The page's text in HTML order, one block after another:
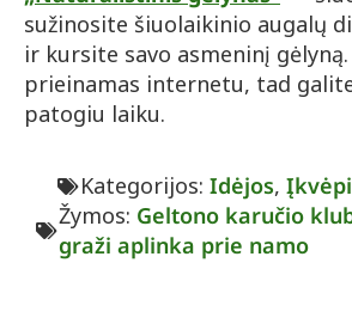
sužinosite šiuolaikinio augalų
ir kursite savo asmeninį gėlyną.
prieinamas internetu, tad
patogiu laiku.
Kategorijos: Idėjos,
Žymos: Geltono karučio
graži aplinka prie namo